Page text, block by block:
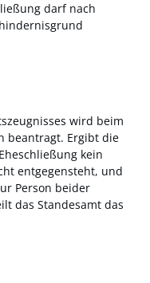
darf nach
wird beim
beantragt. Ergibt die
kein
entgegensteht, und
Person beider
das Standesamt das